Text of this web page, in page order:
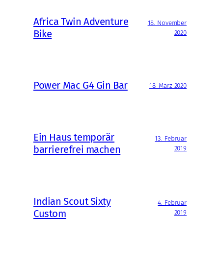
Africa Twin Adventure
Bike
18. November
2020
Power Mac G4 Gin Bar 18. März 2020
Ein Haus temporär
barrierefrei machen
13. Februar
2019
Indian Scout Sixty
Custom
4. Februar
2019